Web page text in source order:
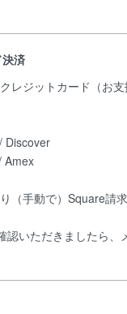
済
レジットカード（お
Discover
Amex
（手動で）Square請
認いただきましたら、